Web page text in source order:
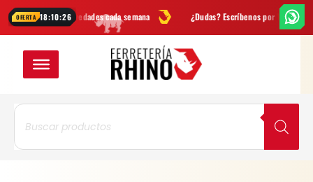
OFERTA 18:10:26
y novedades cada semana ¿Dudas? Escríbenos porWhatsApp
contenido
Búsqueda
productos